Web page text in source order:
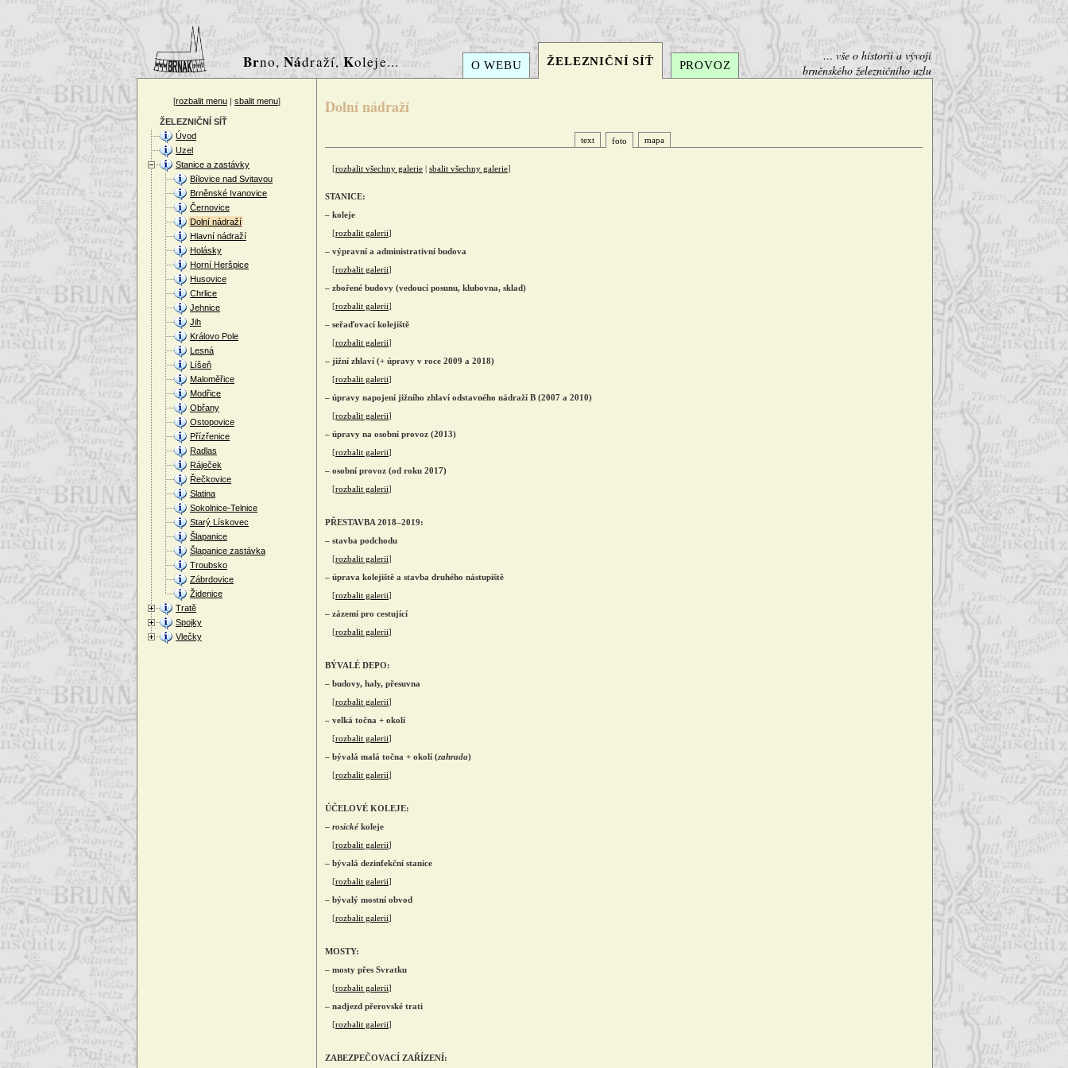
Brno,Nádraží,Koleje... O WEBU ŽELEZNIČNÍ SÍŤ PROVOZ
… vše o historii a vývoji
brněnského železničního uzlu
[rozbalit menu | sbalit menu]
ŽELEZNIČNÍ SÍŤ
Úvod
Uzel
Stanice a zastávky
Bílovice nad Svitavou
Brněnské Ivanovice
Černovice
Dolní nádraží
Hlavní nádraží
Holásky
Horní Heršpice
Husovice
Chrlice
Jehnice
Jih
Královo Pole
Lesná
Líšeň
Maloměřice
Modřice
Obřany
Ostopovice
Přízřenice
Radlas
Ráječek
Řečkovice
Slatina
Sokolnice-Telnice
Starý Lískovec
Šlapanice
Šlapanice zastávka
Troubsko
Zábrdovice
Židenice
Tratě
Spojky
Vlečky
Dolní nádraží
text foto mapa
[rozbalit všechny galerie | sbalit všechny galerie]
STANICE:
– koleje
[rozbalit galerii]
– výpravní a administrativní budova
[rozbalit galerii]
– zbořené budovy (vedoucí posunu, klubovna, sklad)
[rozbalit galerii]
– seřaďovací kolejiště
[rozbalit galerii]
– jižní zhlaví (+ úpravy v roce 2009 a 2018)
[rozbalit galerii]
– úpravy napojení jižního zhlaví odstavného nádraží B (2007 a 2010)
[rozbalit galerii]
– úpravy na osobní provoz (2013)
[rozbalit galerii]
– osobní provoz (od roku 2017)
[rozbalit galerii]
PŘESTAVBA 2018–2019:
– stavba podchodu
[rozbalit galerii]
– úprava kolejiště a stavba druhého nástupiště
[rozbalit galerii]
– zázemí pro cestující
[rozbalit galerii]
BÝVALÉ DEPO:
– budovy, haly, přesuvna
[rozbalit galerii]
– velká točna + okolí
[rozbalit galerii]
– bývalá malá točna + okolí (zahrada)
[rozbalit galerii]
ÚČELOVÉ KOLEJE:
– rosické koleje
[rozbalit galerii]
– bývalá dezinfekční stanice
[rozbalit galerii]
– bývalý mostní obvod
[rozbalit galerii]
MOSTY:
– mosty přes Svratku
[rozbalit galerii]
– nadjezd přerovské trati
[rozbalit galerii]
ZABEZPEČOVACÍ ZAŘÍZENÍ: